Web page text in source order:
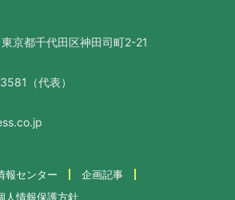
京都千代田区神田司町2-21
（代表）
報センター
企画記事
人情報保護方針